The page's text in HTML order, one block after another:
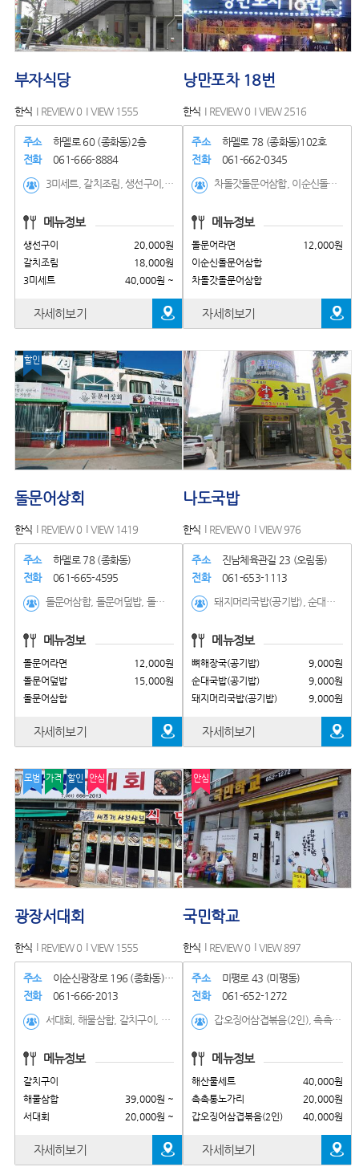
부자식당
한식 REVIEW 0 VIEW 1555
주소
하멜로 60 (종화동)2층
전화
061-666-8884
3미세트, 갈치조림, 생선구이, 부자보리굴비
메뉴정보
생선구이
20,000원
갈치조림
18,000원
3미세트
40,000원 ~
자세히보기
낭만포차 18번
한식 REVIEW 0 VIEW 2516
주소
하멜로 78 (종화동)102호
전화
061-662-0345
차돌갓돌문어삼합, 이순신돌문어삼합, 돌문어라면, 불고기덮밥, 딱새우회,낙지탕탕이,돌문어숙회, 전복버터구이,새우버터구이, 서대회무침,모듬해산물,
메뉴정보
돌문어라면
12,000원
이순신돌문어삼합
차돌갓돌문어삼합
자세히보기
할인
돌문어상회
한식 REVIEW 0 VIEW 1419
주소
하멜로 78 (종화동)
전화
061-665-4595
돌문어삼합, 돌문어덮밥, 돌문어라면, 해물라면
메뉴정보
돌문어라면
12,000원
돌문어덮밥
15,000원
돌문어삼합
자세히보기
나도국밥
한식 REVIEW 0 VIEW 976
주소
진남체육관길 23 (오림동)
전화
061-653-1113
돼지머리국밥(공기밥), 순대국밥(공기밥), 뼈해장국(공기밥), 순대국밥, 생고기김치찌개(공기밥)
메뉴정보
뼈해장국(공기밥)
9,000원
순대국밥(공기밥)
9,000원
돼지머리국밥(공기밥)
9,000원
자세히보기
모범 가격 할인 안심
광장서대회
한식 REVIEW 0 VIEW 1555
주소
이순신광장로 196 (종화동) 1..
전화
061-666-2013
서대회, 해물삼합, 갈치구이, 홍어삼합, 갈치조림(2인), 갈치구이
메뉴정보
갈치구이
해물삼합
39,000원 ~
서대회
20,000원 ~
자세히보기
안심
국민학교
한식 REVIEW 0 VIEW 897
주소
미평로 43 (미평동)
전화
061-652-1272
갑오징어삼겹볶음(2인), 촉촉통노가리, 해산물세트, 생삼겹세트(2인), 생삼겹세트(3인), 전복새우버터구이, LA갈비구이, 낙지볶음, 닭볶음탕, 갑오징어숙회, 육회탕탕이, 육순이A세트, 육순이B세트, 갑오징어삼겹볶음(3인), 꽃게찜(계절메뉴), 갑오징어회(계절메뉴), 점심특선
메뉴정보
해산물세트
40,000원
촉촉통노가리
20,000원
갑오징어삼겹볶음(2인)
40,000원
자세히보기